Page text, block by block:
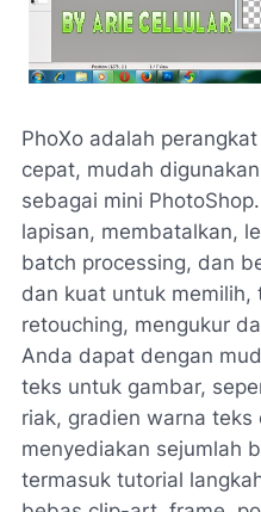
PhoXo adalah
cepat, mudah digunakan
sebagai mini PhotoShop.
lapisan, membatalkan,
batch processing, dan
dan kuat untuk memilih,
retouching, mengukur
Anda dapat dengan
teks untuk gambar,
riak, gradien warna teks
menyediakan sejumlah
termasuk tutorial